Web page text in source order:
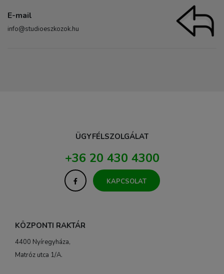
E-mail
info@studioeszkozok.hu
ÜGYFÉLSZOLGÁLAT
+36 20 430 4300
KAPCSOLAT
KÖZPONTI RAKTÁR
4400 Nyíregyháza,
Matróz utca 1/A.